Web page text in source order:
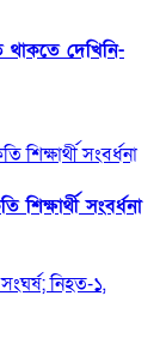
দেখিনি-
সংবর্ধনা